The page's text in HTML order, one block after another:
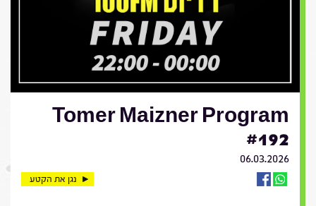
Tomer Maizner Program
#192
06.03.2026
נגן את הקטע